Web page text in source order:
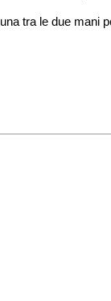
tra le due mani